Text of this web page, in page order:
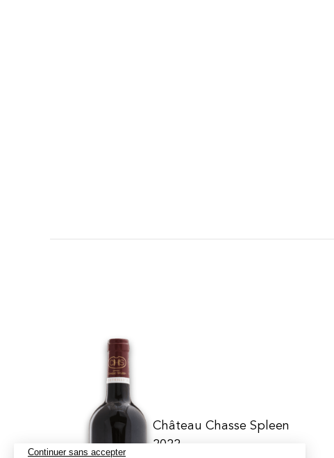
Château Chasse Spleen
2022
Continuer sans accepter